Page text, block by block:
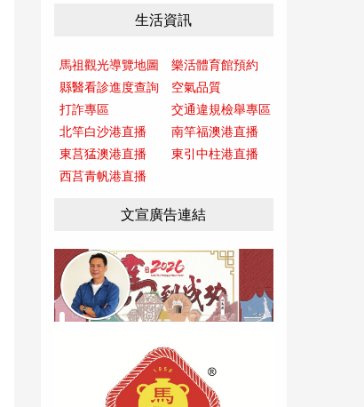
生活資訊
馬祖觀光導覽地圖
樂活體育館預約
縣醫看診進度查詢
空氣品質
打詐專區
交通違規檢舉專區
北竿白沙港直播
南竿福澳港直播
東莒猛澳港直播
東引中柱港直播
西莒青帆港直播
文宣廣告連結